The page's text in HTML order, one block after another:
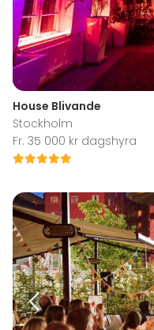
House Blivande
Stockholm
Fr. 35 000 kr dagshyra